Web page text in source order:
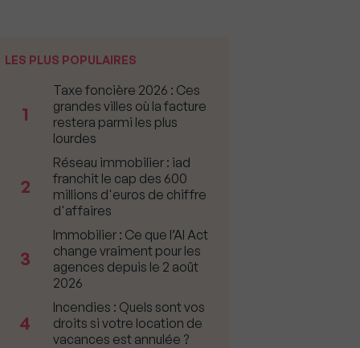
LES PLUS POPULAIRES
1
Taxe foncière 2026 : Ces
grandes villes où la facture
restera parmi les plus
lourdes
2
Réseau immobilier : iad
franchit le cap des 600
millions d'euros de chiffre
d'affaires
3
Immobilier : Ce que l’AI Act
change vraiment pour les
agences depuis le 2 août
2026
4
Incendies : Quels sont vos
droits si votre location de
vacances est annulée ?